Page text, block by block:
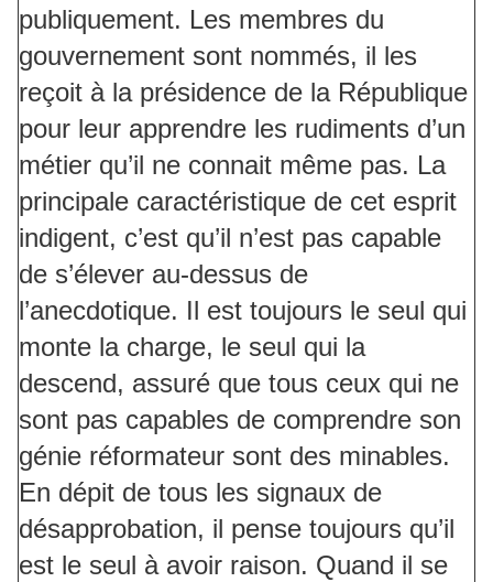
publiquement. Les membres du
gouvernement sont nommés, il les
reçoit à la présidence de la République
pour leur apprendre les rudiments d’un
métier qu’il ne connait même pas. La
principale caractéristique de cet esprit
indigent, c’est qu’il n’est pas capable
de s’élever au-dessus de
l’anecdotique. Il est toujours le seul qui
monte la charge, le seul qui la
descend, assuré que tous ceux qui ne
sont pas capables de comprendre son
génie réformateur sont des minables.
En dépit de tous les signaux de
désapprobation, il pense toujours qu’il
est le seul à avoir raison. Quand il se